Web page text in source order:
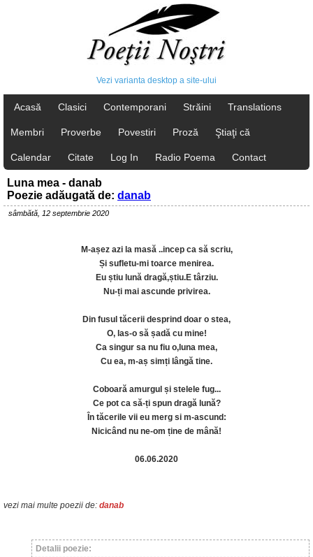
Vezi varianta desktop a site-ului
Acasă Clasici Contemporani Străini Translations
Membri Proverbe Povestiri Proză Ştiaţi că
Calendar Citate Log In Radio Poema Contact
Luna mea - danab
Poezie adăugată de: danab
sâmbătă, 12 septembrie 2020
M-așez azi la masă ..incep ca să scriu,
Și sufletu-mi toarce menirea.
Eu știu lună dragă,știu.E târziu.
Nu-ți mai ascunde privirea.
Din fusul tăcerii desprind doar o stea,
O, las-o să șadă cu mine!
Ca singur sa nu fiu o,luna mea,
Cu ea, m-aș simți lângă tine.
Coboară amurgul și stelele fug...
Ce pot ca să-ți spun dragă lună?
În tăcerile vii eu merg si m-ascund:
Nicicând nu ne-om ține de mână!
06.06.2020
vezi mai multe poezii de: danab
Detalii poezie: